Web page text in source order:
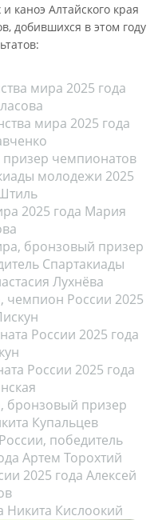
каноэ Алтайского края
добившихся в этом году
мира 2025 года
мира 2025 года
чемпионатов
молодежи 2025
2025 года Мария
бронзовый призер
Спартакиады
Лухнёва
чемпион России 2025
России 2025 года
России 2025 года
бронзовый призер
Купальцев
победитель
Артем Торохтий
2025 года Алексей
Никита Кислоокий